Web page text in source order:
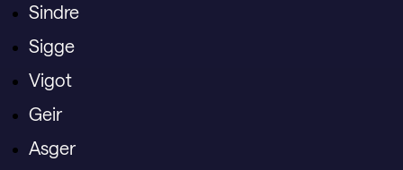
Sindre
Sigge
Vigot
Geir
Asger